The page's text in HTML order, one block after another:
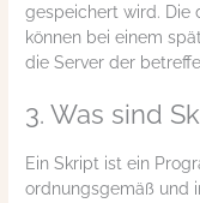
gespeichert wird. Die
können bei einem
die Server der
3. Was sind
Ein Skript ist ein
ordnungsgemäß und